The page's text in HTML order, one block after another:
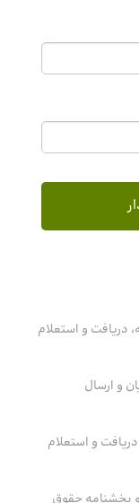
دریافت و استعلام
و ارسال
و استعلام
کامل و بخشنامه حقوق